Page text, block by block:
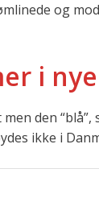
og
i
den
ikke i